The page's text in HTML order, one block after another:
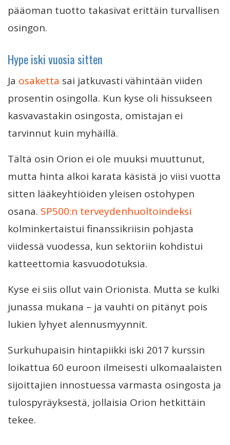
pääoman tuotto takasivat erittäin turvallisen
osingon.
Hype iski vuosia sitten
Ja osaketta sai jatkuvasti vähintään viiden
prosentin osingolla. Kun kyse oli hissukseen
kasvavastakin osingosta, omistajan ei
tarvinnut kuin myhäillä.
Tältä osin Orion ei ole muuksi muuttunut,
mutta hinta alkoi karata käsistä jo viisi vuotta
sitten lääkeyhtiöiden yleisen ostohypen
osana. SP500:n terveydenhuoltoindeksi
kolminkertaistui finanssikriisin pohjasta
viidessä vuodessa, kun sektoriin kohdistui
katteettomia kasvuodotuksia.
Kyse ei siis ollut vain Orionista. Mutta se kulki
junassa mukana – ja vauhti on pitänyt pois
lukien lyhyet alennusmyynnit.
Surkuhupaisin hintapiikki iski 2017 kurssin
loikattua 60 euroon ilmeisesti ulkomaalaisten
sijoittajien innostuessa varmasta osingosta ja
tulospyräyksestä, jollaisia Orion hetkittäin
tekee.